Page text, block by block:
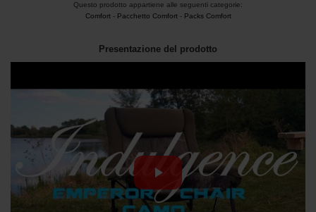
Questo prodotto appartiene alle seguenti categorie:
Comfort- Pacchetto Comfort- Packs Comfort
Presentazione del prodotto